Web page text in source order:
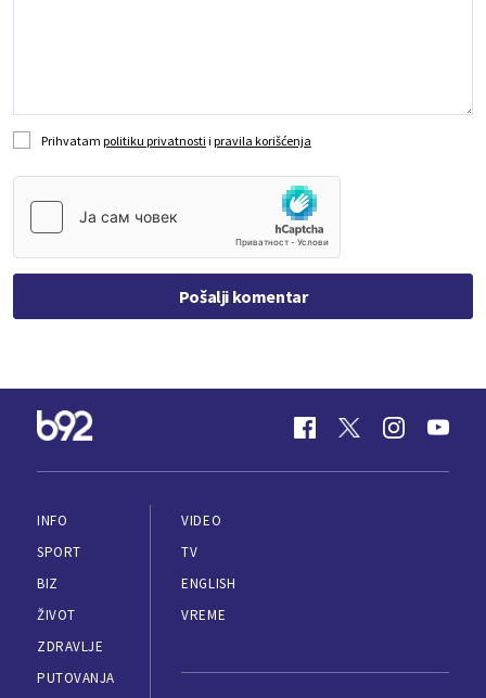
Prihvatam politiku privatnosti i pravila korišćenja
Pošalji komentar
INFO
SPORT
BIZ
ŽIVOT
ZDRAVLJE
PUTOVANJA
VIDEO
TV
ENGLISH
VREME